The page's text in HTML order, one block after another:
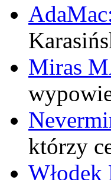
Miras
którzy
Włodek